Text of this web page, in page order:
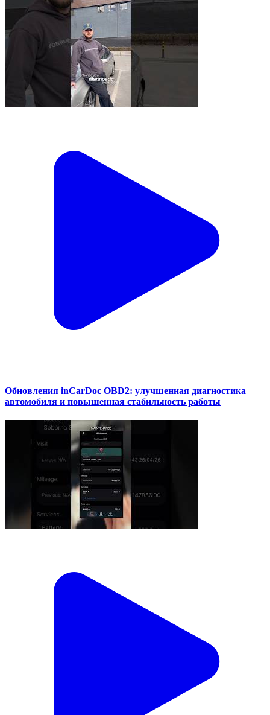
Обновления inCarDoc OBD2: улучшенная диагностика
автомобиля и повышенная стабильность работы